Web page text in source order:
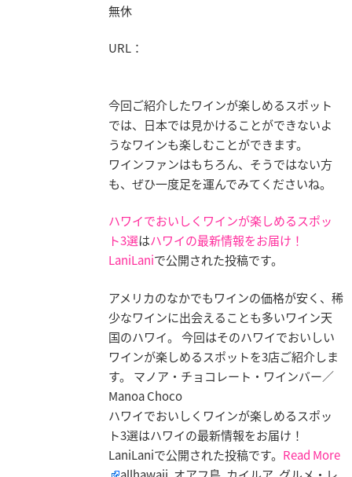
無休
URL：
今回ご紹介したワインが楽しめるスポット
では、日本では見かけることができないよ
うなワインも楽しむことができます。
ワインファンはもちろん、そうではない方
も、ぜひ一度足を運んでみてくださいね。
ハワイでおいしくワインが楽しめるスポッ
ト3選はハワイの最新情報をお届け！
LaniLaniで公開された投稿です。
アメリカのなかでもワインの価格が安く、稀
少なワインに出会えることも多いワイン天
国のハワイ。 今回はそのハワイでおいしい
ワインが楽しめるスポットを3店ご紹介しま
す。 マノア・チョコレート・ワインバー／
Manoa Choco
ハワイでおいしくワインが楽しめるスポッ
ト3選はハワイの最新情報をお届け！
LaniLaniで公開された投稿です。 Read More